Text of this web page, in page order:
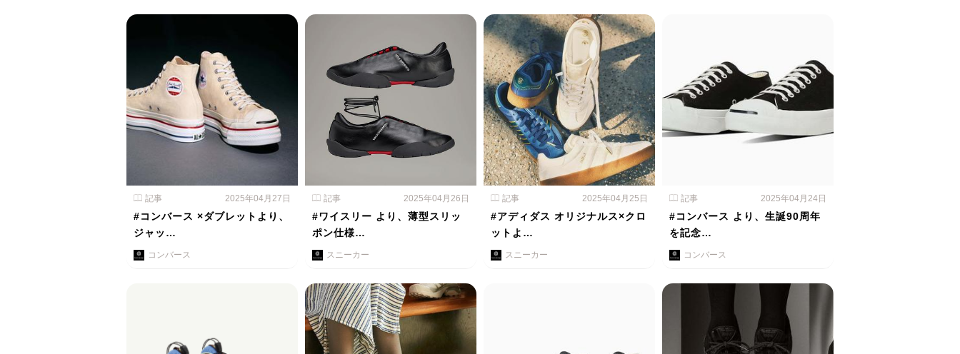
記事 2025年04月27日
#コンバース ×ダブレットより、
ジャッ…
コンバース
記事 2025年04月26日
#ワイスリー より、薄型スリッ
ポン仕様…
スニーカー
記事 2025年04月25日
#アディダス オリジナルス×クロ
ットよ…
スニーカー
記事 2025年04月24日
#コンバース より、生誕90周年
を記念…
コンバース